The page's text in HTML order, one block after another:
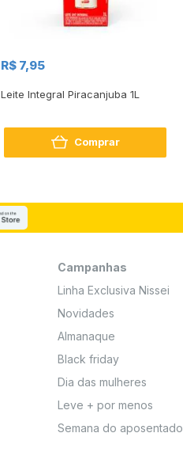
R$ 7,95
Leite Integral Piracanjuba 1L
Comprar
Campanhas
Linha Exclusiva Nissei
Novidades
Almanaque
Black friday
Dia das mulheres
Leve + por menos
Semana do aposentado